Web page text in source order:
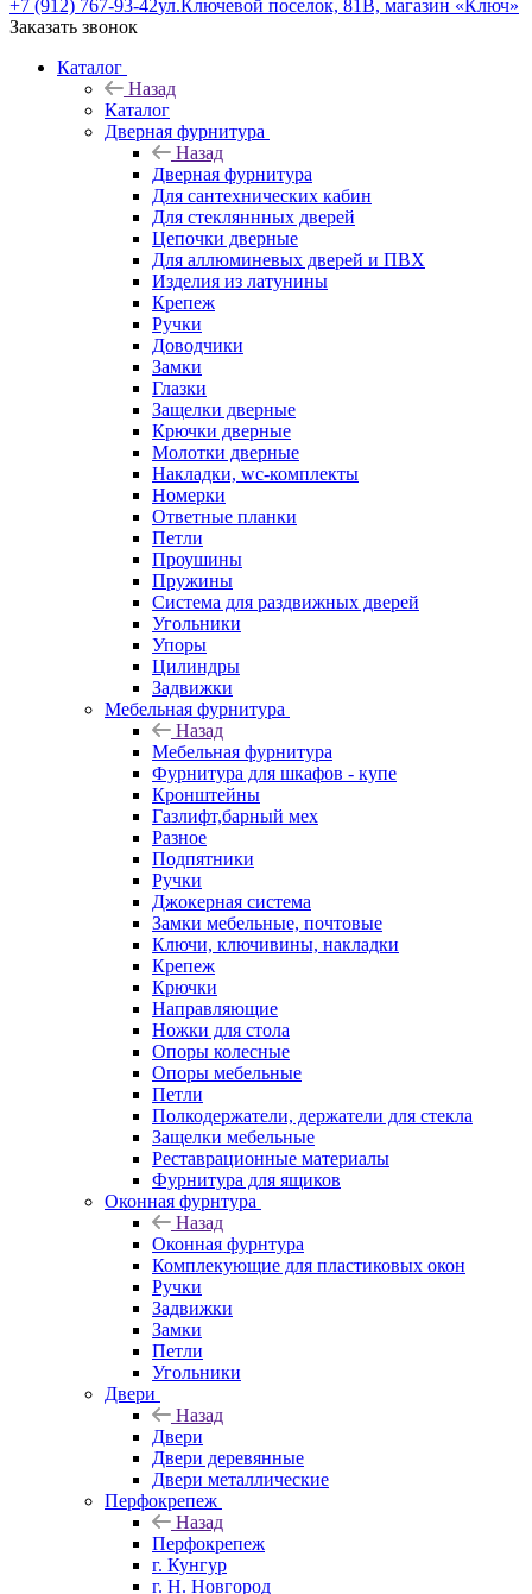
+7 (912) 767-93-42ул.Ключевой поселок, 81В, магазин «Ключ»
Заказать звонок
Каталог
Назад
Каталог
Дверная фурнитура
Назад
Дверная фурнитура
Для сантехнических кабин
Для стекляннных дверей
Цепочки дверные
Для аллюминевых дверей и ПВХ
Изделия из латунины
Крепеж
Ручки
Доводчики
Замки
Глазки
Защелки дверные
Крючки дверные
Молотки дверные
Накладки, wc-комплекты
Номерки
Ответные планки
Петли
Проушины
Пружины
Система для раздвижных дверей
Угольники
Упоры
Цилиндры
Задвижки
Мебельная фурнитура
Назад
Мебельная фурнитура
Фурнитура для шкафов - купе
Кронштейны
Газлифт,барный мех
Разное
Подпятники
Ручки
Джокерная система
Замки мебельные, почтовые
Ключи, ключивины, накладки
Крепеж
Крючки
Направляющие
Ножки для стола
Опоры колесные
Опоры мебельные
Петли
Полкодержатели, держатели для стекла
Защелки мебельные
Реставрационные материалы
Фурнитура для ящиков
Оконная фурнтура
Назад
Оконная фурнтура
Комплекующие для пластиковых окон
Ручки
Задвижки
Замки
Петли
Угольники
Двери
Назад
Двери
Двери деревянные
Двери металлические
Перфокрепеж
Назад
Перфокрепеж
г. Кунгур
г. Н. Новгород